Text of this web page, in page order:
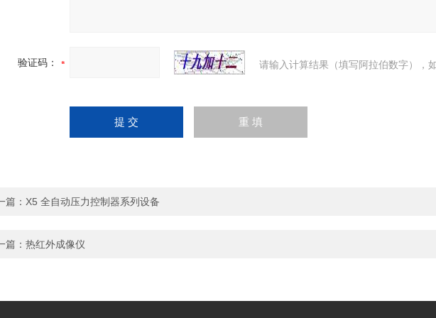
验证码： 请输入计算结果（填写阿拉伯数字），
篇： X5 全自动压力控制器系列设备
篇： 热红外成像仪